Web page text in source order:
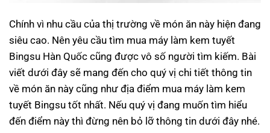
Chính vì nhu cầu của thị trường về món ăn này hiện đang
siêu cao. Nên yêu cầu tìm mua máy làm kem tuyết
Bingsu Hàn Quốc cũng được vô số người tìm kiếm. Bài
viết dưới đây sẽ mang đến cho quý vị chi tiết thông tin
về món ăn này cũng như địa điểm mua máy làm kem
tuyết Bingsu tốt nhất. Nếu quý vị đang muốn tìm hiểu
đến điểm này thì đừng nên bỏ lỡ thông tin dưới đây nhé.